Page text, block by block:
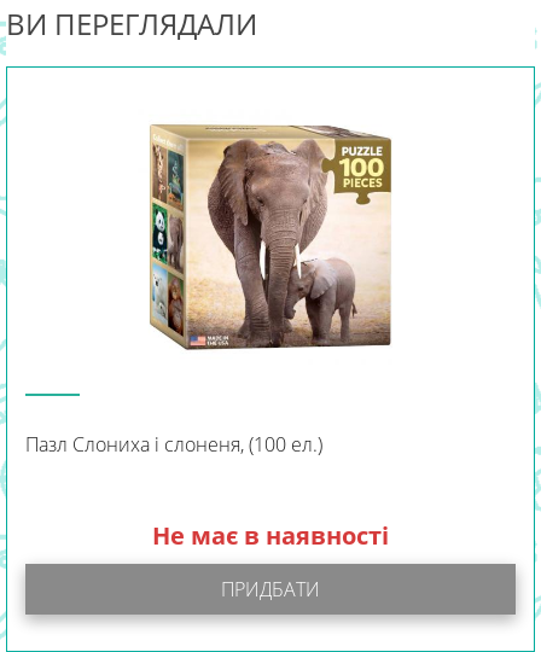
ВИ ПЕРЕГЛЯДАЛИ
Пазл Слониха і слоненя, (100 ел.)
Не має в наявності
ПРИДБАТИ